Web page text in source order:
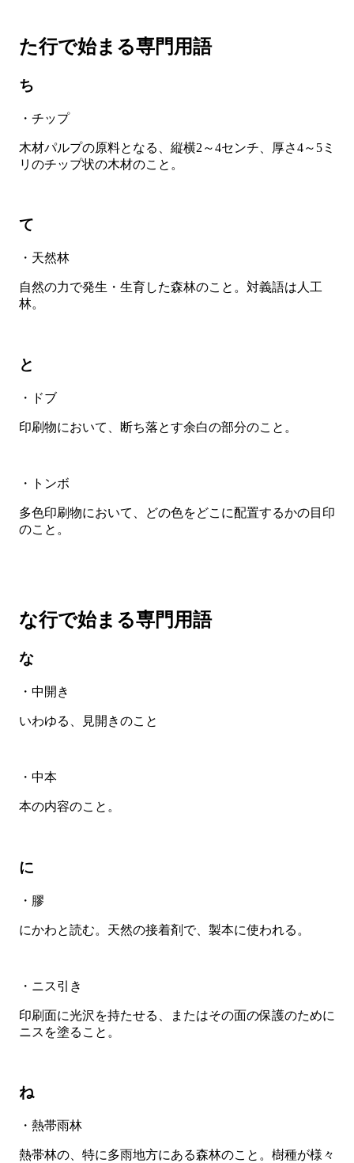
た行で始まる専門用語
ち
・チップ
木材パルプの原料となる、縦横2～4センチ、厚さ4～5ミ
リのチップ状の木材のこと。
て
・天然林
自然の力で発生・生育した森林のこと。対義語は人工
林。
と
・ドブ
印刷物において、断ち落とす余白の部分のこと。
・トンボ
多色印刷物において、どの色をどこに配置するかの目印
のこと。
な行で始まる専門用語
な
・中開き
いわゆる、見開きのこと
・中本
本の内容のこと。
に
・膠
にかわと読む。天然の接着剤で、製本に使われる。
・ニス引き
印刷面に光沢を持たせる、またはその面の保護のために
ニスを塗ること。
ね
・熱帯雨林
熱帯林の、特に多雨地方にある森林のこと。樹種が様々